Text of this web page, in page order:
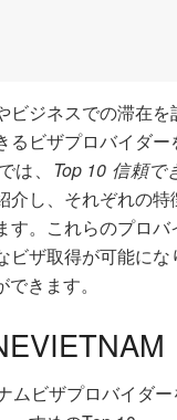
ビジネスでの滞在を
るビザプロバイダ
は、 Top 10 信頼で
介し、それぞれの
す。これらのプロ
ビザ取得が可能にな
きます。